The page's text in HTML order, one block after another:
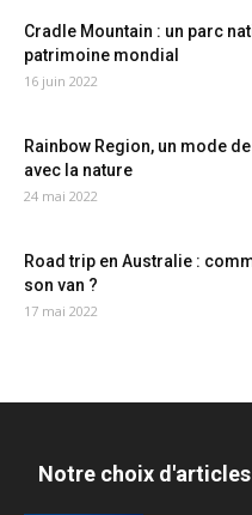
Cradle Mountain : un parc
patrimoine mondial
16 juin 2022
Rainbow Region, un mode
avec la nature
24 mai 2022
Road trip en Australie :
son van ?
17 mai 2022
Notre choix d'articles